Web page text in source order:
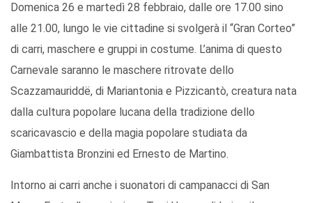
Domenica 26 e martedì 28 febbraio, dalle ore 17.00 sino
alle 21.00, lungo le vie cittadine si svolgerà il “Gran Corteo”
di carri, maschere e gruppi in costume. L’anima di questo
Carnevale saranno le maschere ritrovate dello
Scazzamauriddë, di Mariantonia e Pizzicantò, creatura nata
dalla cultura popolare lucana della tradizione dello
scaricavascio e della magia popolare studiata da
Giambattista Bronzini ed Ernesto de Martino.
Intorno ai carri anche i suonatori di campanacci di San